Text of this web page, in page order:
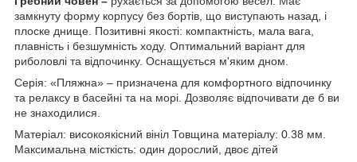
замкнуту форму корпусу без бортів, що виступають назад, і
плоске днище. Позитивні якості: компактність, мала вага,
плавність і безшумність ходу. Оптимальний варіант для
риболовлі та відпочинку. Оснащується м'яким дном.
Серія: «Пляжна» – призначена для комфортного відпочинку
та релаксу в басейні та на морі. Дозволяє відпочивати де б ви
не знаходилися.
Матеріал: високоякісний вініл Товщина матеріалу: 0.38 мм.
Максимальна місткість: один дорослий, двоє дітей